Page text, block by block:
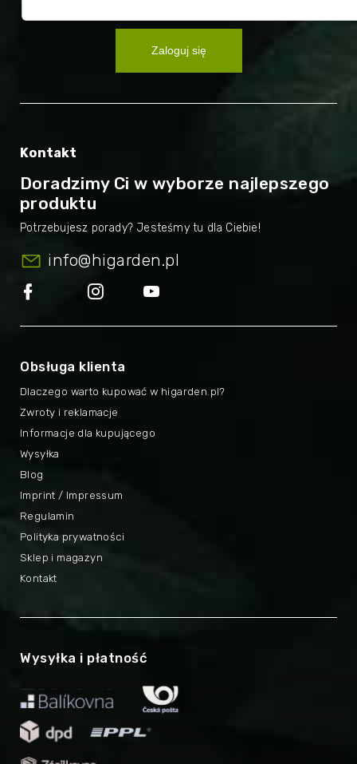
Zaloguj się
Kontakt
Doradzimy Ci w wyborze najlepszego
produktu
info@higarden.pl
Obsługa klienta
Dlaczego warto kupować w higarden.pl?
Imprint / Impressum
Zwroty i reklamacje
Regulamin
Informacje dla kupującego
Polityka prywatności
Wysyłka
Sklep i magazyn
Blog
Kontakt
Wysyłka i płatność